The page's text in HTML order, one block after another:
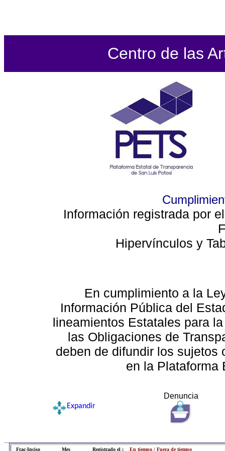
Centro de las
Información registrada por
Hipervínculos y
En cumplimiento a la
Información Pública del
lineamientos Estatales para
las Obligaciones de
deben de difundir los sujetos
en la Plataforma
Denuncia
Expandir
Frac-Inciso Mes Registrado el : En tiempo / Fuera de tiempo